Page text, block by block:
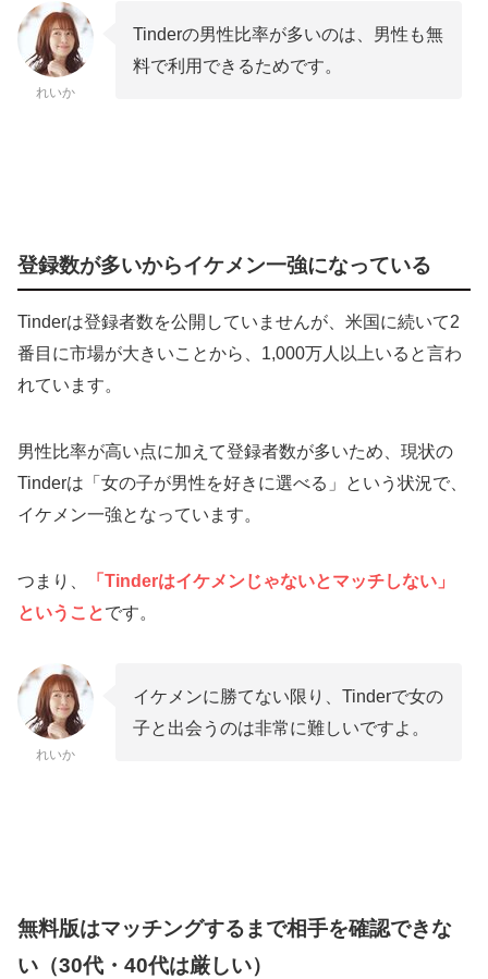
れいか
Tinderの男性比率が多いのは、男性も無
料で利用できるためです。
登録数が多いからイケメン一強になっている
Tinderは登録者数を公開していませんが、米国に続いて2
番目に市場が大きいことから、1,000万人以上いると言わ
れています。
男性比率が高い点に加えて登録者数が多いため、現状の
Tinderは「女の子が男性を好きに選べる」という状況で、
イケメン一強となっています。
つまり、
「Tinderはイケメンじゃないとマッチしない」
ということです。
れいか
イケメンに勝てない限り、Tinderで女の
子と出会うのは非常に難しいですよ。
無料版はマッチングするまで相手を確認できな
い（30代・40代は厳しい）